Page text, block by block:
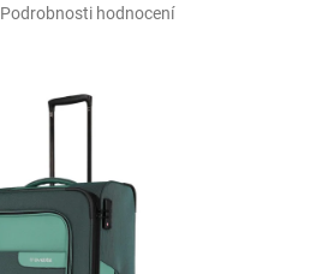
Podrobnosti hodnocení